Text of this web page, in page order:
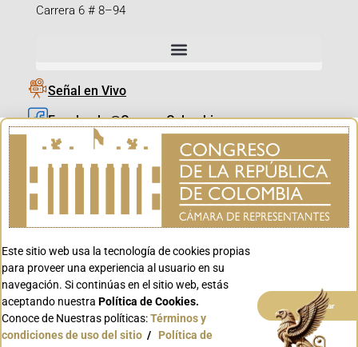
Carrera 6 # 8–94
Señal en Vivo
Facebook_@CamaraColombia
Instagram_@CamaraColombia
X_@CamaraColombia
Youtube_@CamaraColombia
Youtube_@CanalCongreso
Conoce GOV.CO
Este sitio web usa la tecnología de cookies propias
para proveer una experiencia al usuario en su
navegación. Si continúas en el sitio web, estás
aceptando nuestra Política de Cookies.
Conoce de Nuestras políticas:Términos y
condiciones de uso del sitio / Política de
Aceptar